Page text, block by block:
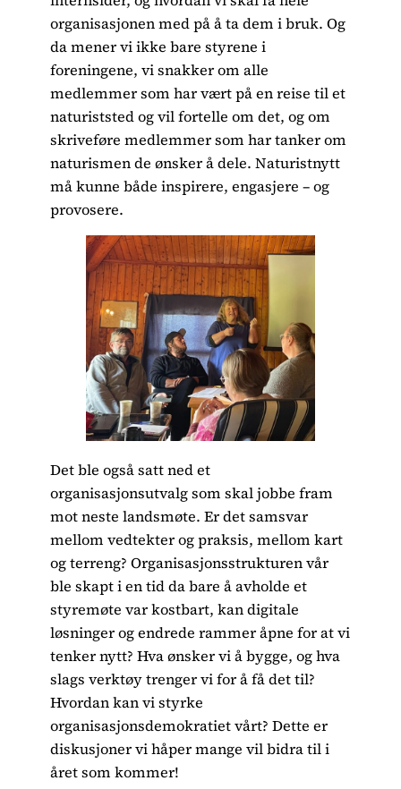
organisasjonen med på å ta dem i bruk. Og
da mener vi ikke bare styrene i
foreningene, vi snakker om alle
medlemmer som har vært på en reise til et
naturiststed og vil fortelle om det, og om
skriveføre medlemmer som har tanker om
naturismen de ønsker å dele. Naturistnytt
må kunne både inspirere, engasjere – og
provosere.
Det ble også satt ned et
organisasjonsutvalg som skal jobbe fram
mot neste landsmøte. Er det samsvar
mellom vedtekter og praksis, mellom kart
og terreng? Organisasjonsstrukturen vår
ble skapt i en tid da bare å avholde et
styremøte var kostbart, kan digitale
løsninger og endrede rammer åpne for at vi
tenker nytt? Hva ønsker vi å bygge, og hva
slags verktøy trenger vi for å få det til?
Hvordan kan vi styrke
organisasjonsdemokratiet vårt? Dette er
diskusjoner vi håper mange vil bidra til i
året som kommer!